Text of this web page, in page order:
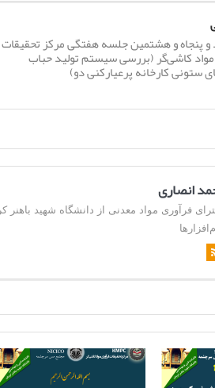
پنجاه و هشتمین جلسه هفتگی مرکز تحقیقات
کاشی‌گر (بررسی سیستم تولید حباب
ستونی کارخانه پرعیارکنی دو)
انصاری